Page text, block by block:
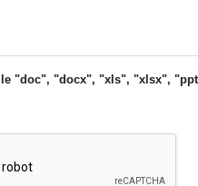
"doc", "docx", "xls", "xlsx",